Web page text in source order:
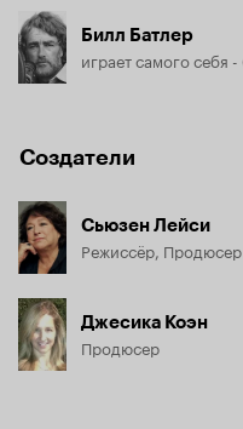
Билл Батлер
Создатели
Сьюзен Лейси
Режиссёр, Продюсер
Джесика Коэн
Продюсер